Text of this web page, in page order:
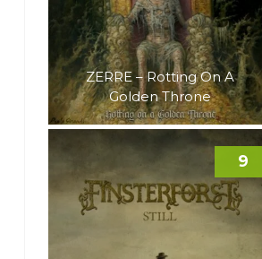
ZERRE – Rotting On A
Golden Throne
9